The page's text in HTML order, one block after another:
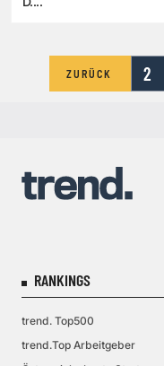
ZURÜCK 2
RANKINGS
trend. Top500
trend.Top Arbeitgeber